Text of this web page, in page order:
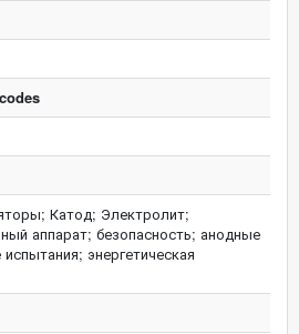
Катод; Электролит;
аппарат; безопасность; анодные
энергетическая